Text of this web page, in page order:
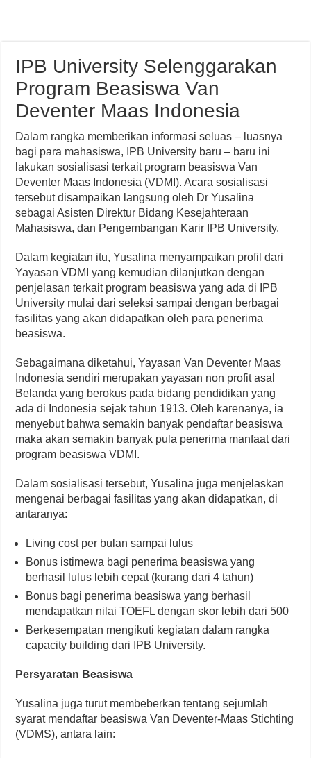
IPB University Selenggarakan
Program Beasiswa Van
Deventer Maas Indonesia
Dalam rangka memberikan informasi seluas – luasnya
bagi para mahasiswa, IPB University baru – baru ini
lakukan sosialisasi terkait program beasiswa Van
Deventer Maas Indonesia (VDMI). Acara sosialisasi
tersebut disampaikan langsung oleh Dr Yusalina
sebagai Asisten Direktur Bidang Kesejahteraan
Mahasiswa, dan Pengembangan Karir IPB University.
Dalam kegiatan itu, Yusalina menyampaikan profil dari
Yayasan VDMI yang kemudian dilanjutkan dengan
penjelasan terkait program beasiswa yang ada di IPB
University mulai dari seleksi sampai dengan berbagai
fasilitas yang akan didapatkan oleh para penerima
beasiswa.
Sebagaimana diketahui, Yayasan Van Deventer Maas
Indonesia sendiri merupakan yayasan non profit asal
Belanda yang berokus pada bidang pendidikan yang
ada di Indonesia sejak tahun 1913. Oleh karenanya, ia
menyebut bahwa semakin banyak pendaftar beasiswa
maka akan semakin banyak pula penerima manfaat dari
program beasiswa VDMI.
Dalam sosialisasi tersebut, Yusalina juga menjelaskan
mengenai berbagai fasilitas yang akan didapatkan, di
antaranya:
Living cost per bulan sampai lulus
Bonus istimewa bagi penerima beasiswa yang
berhasil lulus lebih cepat (kurang dari 4 tahun)
Bonus bagi penerima beasiswa yang berhasil
mendapatkan nilai TOEFL dengan skor lebih dari 500
Berkesempatan mengikuti kegiatan dalam rangka
capacity building dari IPB University.
Persyaratan Beasiswa
Yusalina juga turut membeberkan tentang sejumlah
syarat mendaftar beasiswa Van Deventer-Maas Stichting
(VDMS), antara lain: